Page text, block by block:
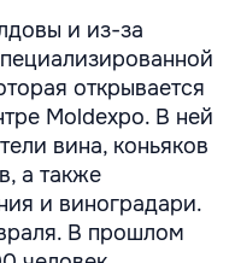
и из-за
открывается
Moldexpo. В ней
вина, коньяков
а также
и виноградари.
В прошлом